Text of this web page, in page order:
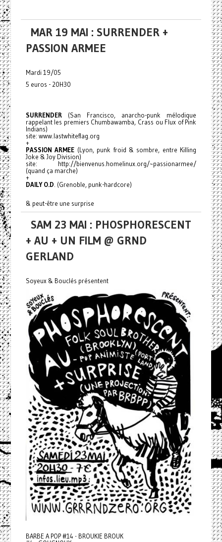
MAR 19 MAI : SURRENDER +
PASSION ARMEE
Mardi 19/05
5 euros - 20H30
SURRENDER(San Francisco, anarcho-punk mélodique
rappelant les premiers Chumbawamba, Crass ou Flux of Pink
Indians)
site: www.lastwhiteflag.org
+
PASSION ARMEE (Lyon, punk froid & sombre, entre Killing
Joke & Joy Division)
site: http://bienvenus.homelinux.org/~passionarmee/
(quand ça marche)
+
DAILY O.D . (Grenoble, punk-hardcore)
& peut-être une surprise
SAM 23 MAI : PHOSPHORESCENT
+ AU + UN FILM @ GRND
GERLAND
Soyeux & Bouclés présentent
BARBE A POP #14 - BROUKIE BROUK